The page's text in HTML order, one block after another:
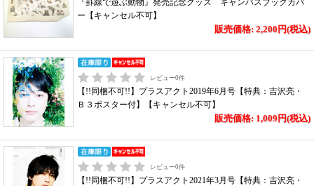
『罫線で遊ぶ動物』発売記念グッズ キャンバスブックカバ
ー【キャンセル不可】
販売価格: 2,200円(税込)
レビュー0件
【!!同梱不可!!】プラスアクト2019年6月号【特典：吉沢亮・
Ｂ３ポスター付】【キャンセル不可】
販売価格: 1,009円(税込)
レビュー0件
【!!同梱不可!!】プラスアクト2021年3月号【特典：吉沢亮・